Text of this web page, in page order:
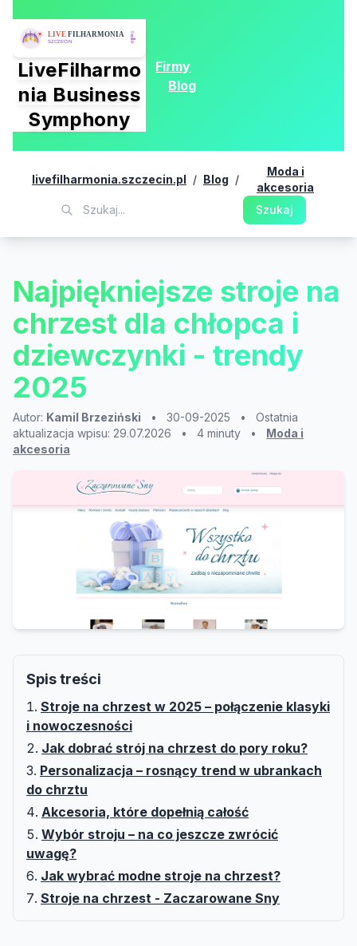
LiveFilharmo
nia Business
Symphony
Firmy
Blog
livefilharmonia.szczecin.pl / Blog /
Moda i
akcesoria
Szukaj
Najpiękniejsze stroje na
chrzest dla chłopca i
dziewczynki - trendy
2025
Autor: Kamil Brzeziński • 30-09-2025 •
Ostatnia
aktualizacja wpisu: 29.07.2026
• 4 minuty •
Moda i
akcesoria
Spis treści
Stroje na chrzest w 2025 – połączenie klasyki
i nowoczesności
Jak dobrać strój na chrzest do pory roku?
Personalizacja – rosnący trend w ubrankach
do chrztu
Akcesoria, które dopełnią całość
Wybór stroju – na co jeszcze zwrócić
uwagę?
Jak wybrać modne stroje na chrzest?
Stroje na chrzest - Zaczarowane Sny